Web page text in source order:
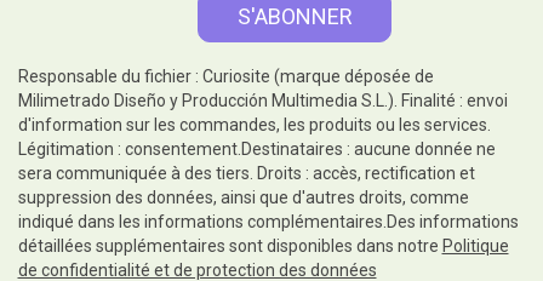
Responsable du fichier : Curiosite (marque déposée de
Milimetrado Diseño y Producción Multimedia S.L.). Finalité : envoi
d'information sur les commandes, les produits ou les services.
Légitimation : consentement.Destinataires : aucune donnée ne
sera communiquée à des tiers. Droits : accès, rectification et
suppression des données, ainsi que d'autres droits, comme
indiqué dans les informations complémentaires.Des informations
détaillées supplémentaires sont disponibles dans notre Politique
de confidentialité et de protection des données